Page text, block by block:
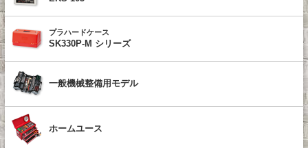
プラハードケース
SK330P-M シリーズ
一般機械整備用モデル
ホームユース